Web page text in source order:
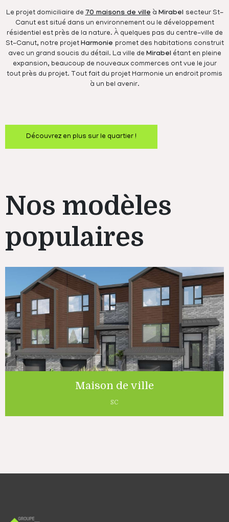
Le projet domiciliaire de70 maisons de villeà Mirabel secteur St-
Canut est situé dans un environnement ou le développement
résidentiel est près de la nature. À quelques pas du centre-ville de
St-Canut, notre projet Harmonie promet des habitations construit
avec un grand soucis du détail. La ville de Mirabel étant en pleine
expansion, beaucoup de nouveaux commerces ont vue le jour
tout près du projet. Tout fait du projet Harmonie un endroit promis
à un bel avenir.
Découvrez en plus sur le quartier !
Nos modèles
populaires
Maison de ville
SC